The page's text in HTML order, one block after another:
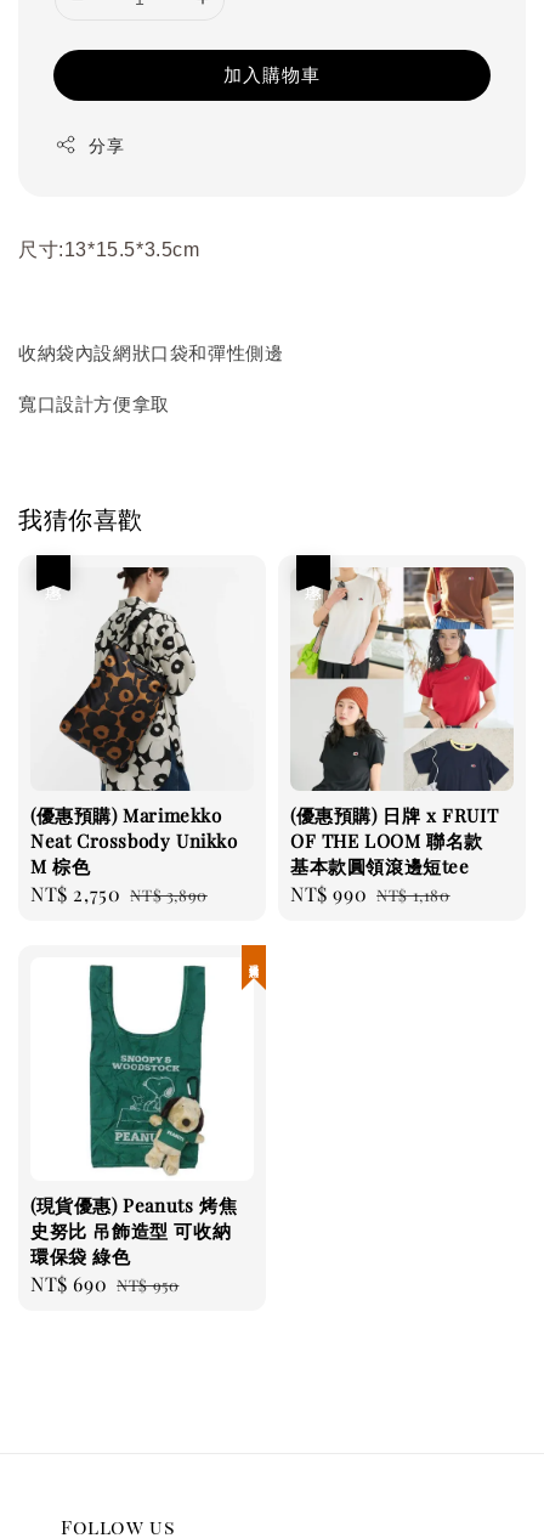
加入購物車
分享
尺寸:13*15.5*3.5cm
收納袋內設網狀口袋和彈性側邊
寬口設計方便拿取
我猜你喜歡
(優惠預購) Marimekko
Neat Crossbody Unikko
M 棕色
Sale
NT$ 2,750 Regular
NT$ 3,890
(優惠預購) 日牌 x FRUIT
OF THE LOOM 聯名款
基本款圓領滾邊短tee
Sale
NT$ 990 Regular
NT$ 1,180
(現貨優惠) Peanuts 烤焦
史努比 吊飾造型 可收納
環保袋 綠色
Sale
NT$ 690 Regular
NT$ 950
Follow us